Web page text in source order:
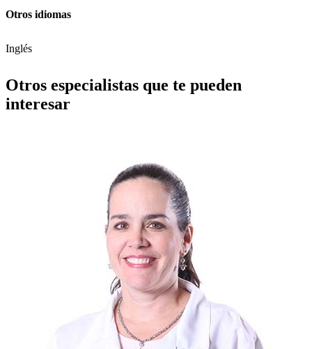
Otros idiomas
Inglés
Otros especialistas que te pueden
interesar